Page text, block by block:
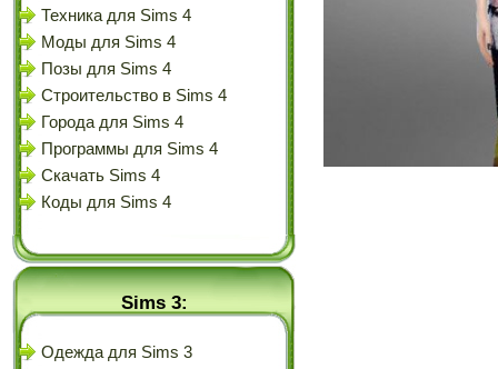
Техника для Sims 4
Моды для Sims 4
Позы для Sims 4
Строительство в Sims 4
Города для Sims 4
Программы для Sims 4
Скачать Sims 4
Коды для Sims 4
Sims 3:
Одежда для Sims 3